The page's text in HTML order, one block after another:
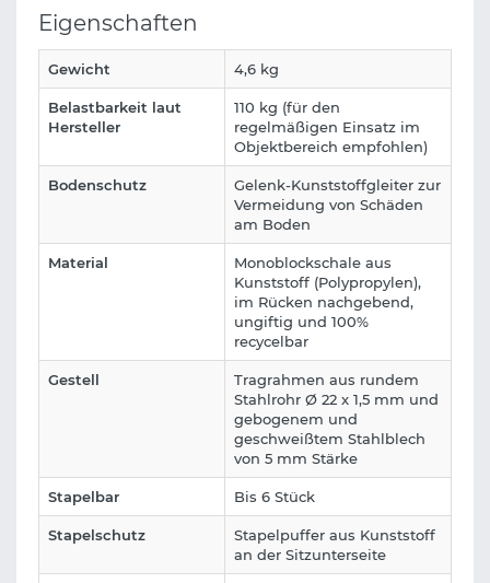
Eigenschaften
Gewicht 4,6 kg
Belastbarkeit laut
Hersteller
110 kg (für den
regelmäßigen Einsatz im
Objektbereich empfohlen)
Bodenschutz
Gelenk-Kunststoffgleiter zur
Vermeidung von Schäden
am Boden
Material
Monoblockschale aus
Kunststoff (Polypropylen),
im Rücken nachgebend,
ungiftig und 100%
recycelbar
Gestell
Tragrahmen aus rundem
Stahlrohr Ø 22 x 1,5 mm und
gebogenem und
geschweißtem Stahlblech
von 5 mm Stärke
Stapelbar Bis 6 Stück
Stapelschutz
Stapelpuffer aus Kunststoff
an der Sitzunterseite